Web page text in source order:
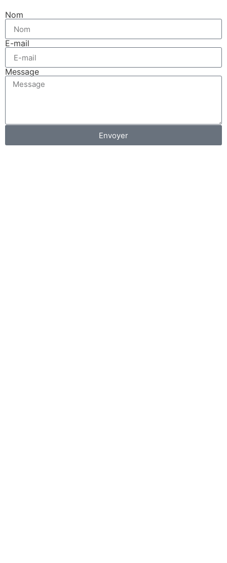
Nom
E-mail
Message
Envoyer